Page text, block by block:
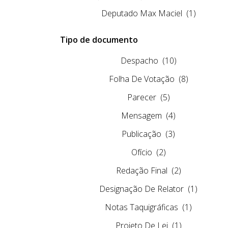
Deputado Max Maciel (1)
Tipo de documento
Despacho (10)
Folha De Votação (8)
Parecer (5)
Mensagem (4)
Publicação (3)
Ofício (2)
Redação Final (2)
Designação De Relator (1)
Notas Taquigráficas (1)
Projeto De Lei (1)